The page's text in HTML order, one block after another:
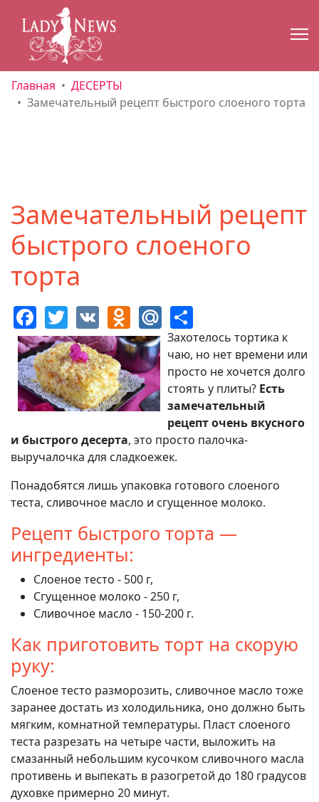
Главная
ДЕСЕРТЫ
Замечательный рецепт быстрого слоеного торта
Замечательный рецепт
быстрого слоеного
торта
Facebook
Twitter
VK Odnoklassniki
Mail.Ru
Захотелось тортика к
чаю, но нет времени или
просто не хочется долго
стоять у плиты? Есть
замечательный
рецепт очень вкусного
и быстрого десерта, это просто палочка-
выручалочка для сладкоежек.
Понадобятся лишь упаковка готового слоеного
теста, сливочное масло и сгущенное молоко.
Рецепт быстрого торта —
ингредиенты:
Слоеное тесто - 500 г,
Сгущенное молоко - 250 г,
Сливочное масло - 150-200 г.
Как приготовить торт на скорую
руку:
Слоеное тесто разморозить, сливочное масло тоже
заранее достать из холодильника, оно должно быть
мягким, комнатной температуры. Пласт слоеного
теста разрезать на четыре части, выложить на
смазанный небольшим кусочком сливочного масла
противень и выпекать в разогретой до 180 градусов
духовке примерно 20 минут.